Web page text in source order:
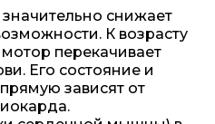
снижает
К возрасту
перекачивает
Его состояние и
зависят от